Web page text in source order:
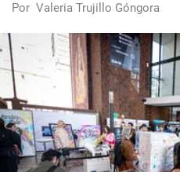
Por Valeria Trujillo Góngora